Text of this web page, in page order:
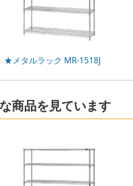
★メタルラック MR-1518J
商品を見ています